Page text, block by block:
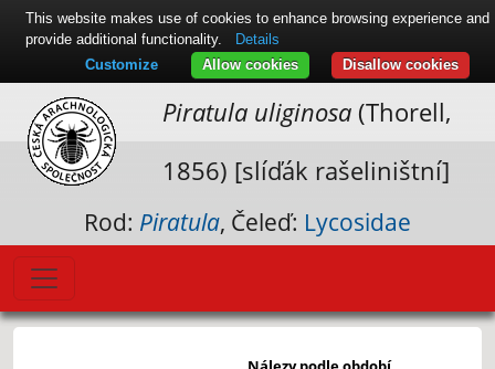
Piratula uliginosa(Thorell,
1856) [slíďák rašeliništní]
Rod: Piratula, Čeleď: Lycosidae
Leaflet|© Seznam.cz a.s. a další
This website makes use of cookies to enhance browsing experience and
provide additional functionality.
Details
Disallow cookies
Allow cookies
Customize